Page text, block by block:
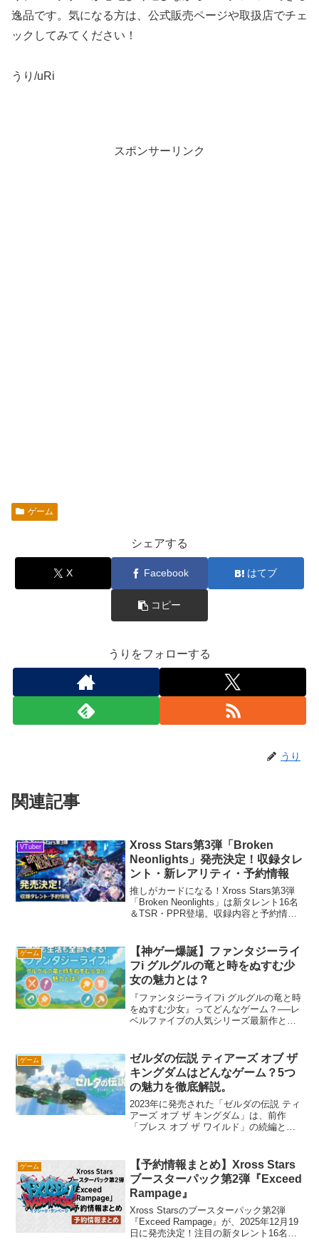
逸品です。気になる方は、公式販売ページや取扱店でチェ
ックしてみてください！
うり/uRi
スポンサーリンク
ゲーム
シェアする
X Facebook はてブ
コピー
うりをフォローする
うり
関連記事
VTuber
Xross Stars第3弾「Broken
Neonlights」発売決定！収録タレ
ント・新レアリティ・予約情報
推しがカードになる！Xross Stars第3弾
「Broken Neonlights」は新タレント16名
＆TSR・PPR登場。収録内容と予約情報
ゲーム
【神ゲー爆誕】ファンタジーライ
フi グルグルの竜と時をぬすむ少
女の魅力とは？
『ファンタジーライフi グルグルの竜と時
をぬすむ少女』ってどんなゲーム？──レ
ベルファイブの人気シリーズ最新作とし
RPG”。ドラゴンと少女が導く時空を超え
たストーリー、14の多彩なライフ（職
業）、そしてソロでもマルチでも楽しめ
るプレイスタイル。この記事では、その
魅力をたっぷりご紹介します！
ゲーム
ゼルダの伝説 ティアーズ オブ ザ
キングダムはどんなゲーム？5つ
の魅力を徹底解説。
2023年に発売された「ゼルダの伝説 ティ
アーズ オブ ザ キングダム」は、前作
「ブレス オブ ザ ワイルド」の続編とし
す。リンクの新たな能力「ウルトラハン
ド」と「スクラビルド」により、自由度
の高いクラフト要素や多様な謎解きが可
能に。ストーリーも発展し、仲間との絆
や長く遊べる要素が満載です。
ゲーム
【予約情報まとめ】Xross Stars
ブースターパック第2弾『Exceed
Rampage』
Xross Starsのブースターパック第2弾
『Exceed Rampage』が、2025年12月19
日に発売決定！注目の新タレント16名が